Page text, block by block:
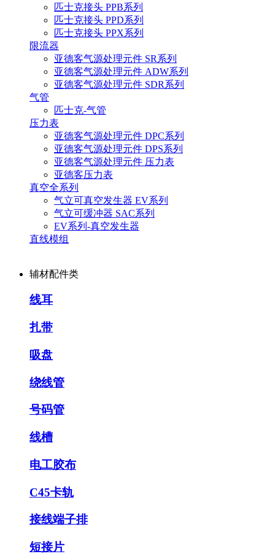
匹士克接头 PPB系列
匹士克接头 PPD系列
匹士克接头 PPX系列
限流器
亚德客气源处理元件 SR系列
亚德客气源处理元件 ADW系列
亚德客气源处理元件 SDR系列
气管
匹士克-气管
压力表
亚德客气源处理元件 DPC系列
亚德客气源处理元件 DPS系列
亚德客气源处理元件 压力表
亚德客压力表
真空全系列
气立可真空发生器 EV系列
气立可缓冲器 SAC系列
EV系列-真空发生器
直线模组
辅材配件类
线耳
扎带
吸盘
绕线管
号码管
线槽
电工胶布
C45卡轨
接线端子排
短接片